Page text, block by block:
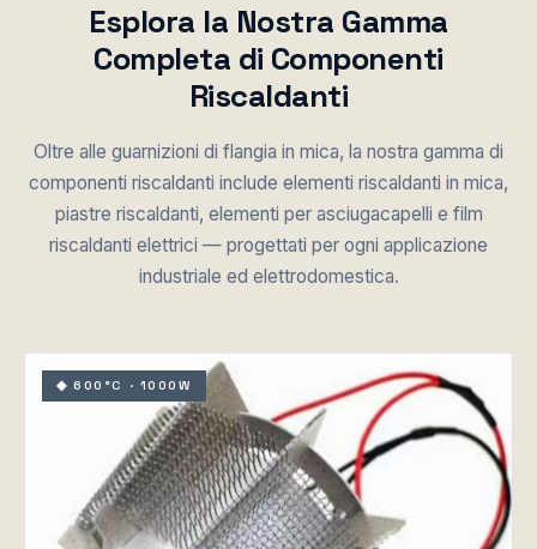
Esplora la Nostra Gamma
Completa di Componenti
Riscaldanti
Oltre alle guarnizioni di flangia in mica, la nostra gamma di
componenti riscaldanti include elementi riscaldanti in mica,
piastre riscaldanti, elementi per asciugacapelli e film
riscaldanti elettrici — progettati per ogni applicazione
industriale ed elettrodomestica.
◆ 600°C · 1000W